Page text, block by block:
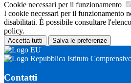
Cookie necessari per il funzionamento
I cookie necessari per il funzionamento
disabilitati. È possibile consultare
policy.
Accetta tutti Salva le preferenze
Istituto
Contatti